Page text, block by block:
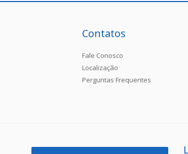
Contatos
Fale Conosco
Localização
Perguntas Frequentes